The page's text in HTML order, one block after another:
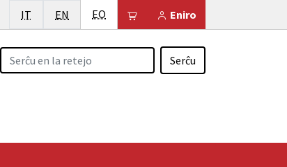
Eniro
Il tuo carrello è vuoto
IT Italiano
EN English
EO Esperanto
Serĉu